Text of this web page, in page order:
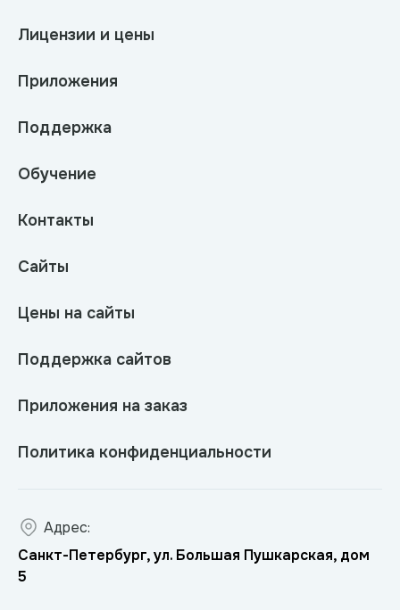
Лицензии и цены
Приложения
Поддержка
Обучение
Контакты
Сайты
Цены на сайты
Поддержка сайтов
Приложения на заказ
Политика конфиденциальности
Адрес:
Санкт-Петербург, ул. Большая Пушкарская, дом
5